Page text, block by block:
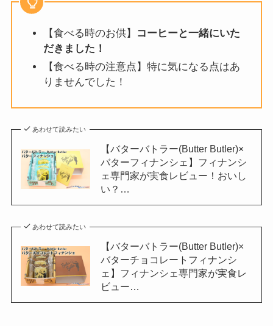
【食べる時のお供】
コーヒーと一緒にいた
だきました！
【食べる時の注意点】特に気になる点はあ
りませんでした！
あわせて読みたい
【バターバトラー(Butter Butler)×
バターフィナンシェ】フィナンシ
ェ専門家が実食レビュー！おいし
い？…
あわせて読みたい
【バターバトラー(Butter Butler)×
バターチョコレートフィナンシ
ェ】フィナンシェ専門家が実食レ
ビュー…